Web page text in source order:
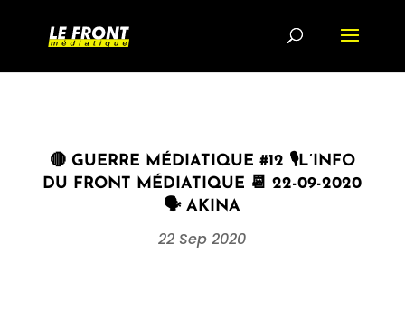
🔴 GUERRE MÉDIATIQUE #12 🎙L’INFO
DU FRONT MÉDIATIQUE 📆 22-09-2020
🗣 AKINA
22 Sep 2020